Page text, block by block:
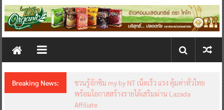
thailandinsidenew.com
Thailand
New
Breaking News:
ชวนรู้จักซิม my by NT เน็ตเร็ว แรง คุ้มค่าทั่วไทย
พร้อมโอกาสสร้างรายได้เสริมผ่าน Lazada
Affiliate